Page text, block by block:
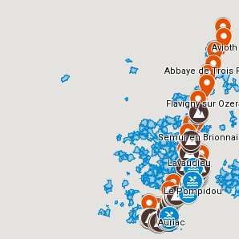
Avioth
Abbaye de Trois
Flavigny sur
Semur en
Lavaudieu
Le Pompidou
Auriac